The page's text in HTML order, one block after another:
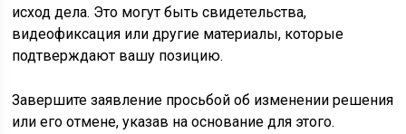
исход дела. Это могут быть свидетельства,
видеофиксация или другие материалы, которые
подтверждают вашу позицию.
Завершите заявление просьбой об изменении решения
или его отмене, указав на основание для этого.